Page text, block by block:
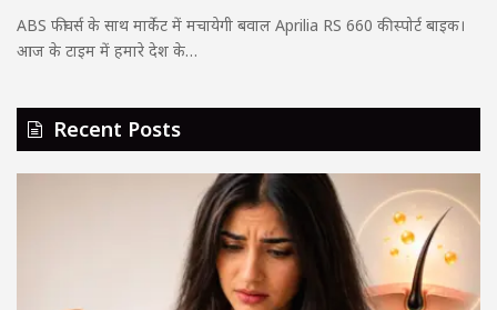
ABS फीचर्स के साथ मार्केट में मचायेगी बवाल Aprilia RS 660 की स्पोर्ट बाइक।
आज के टाइम में हमारे देश के…
Recent Posts